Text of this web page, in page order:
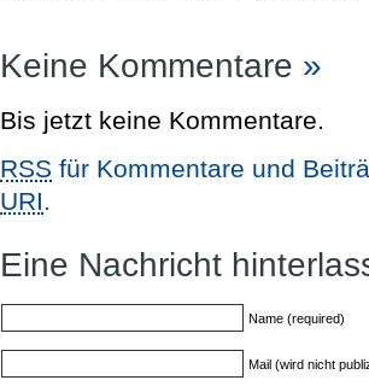
Keine Kommentare »
Bis jetzt keine Kommentare.
RSS für Kommentare und
URI.
Eine Nachricht
Name (required)
Mail (wird nicht